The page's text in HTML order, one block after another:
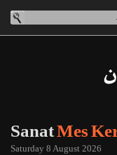
SanatMes
Saturday 8 August 2026